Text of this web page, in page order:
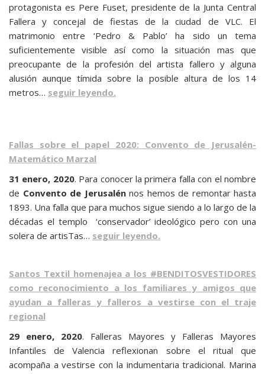
protagonista es Pere Fuset, presidente de la Junta Central
Fallera y concejal de fiestas de la ciudad de VLC. El
matrimonio entre ‘Pedro & Pablo’ ha sido un tema
suficientemente visible así como la situación mas que
preocupante de la profesión del artista fallero y alguna
alusión aunque tímida sobre la posible altura de los 14
metros… seguir leyendo.
Fallas sobre el papel 2020: Convento de Jerusalén-
Matemático Marzal
31 enero, 2020. Para conocer la primera falla con el nombre
de Convento de Jerusalénnos hemos de remontar hasta
1893. Una falla que para muchos sigue siendo a lo largo de la
décadas el templo ‘conservador’ ideológico pero con una
solera de artisTas… seguir leyendo.
Santos Textil homenajea a los #BENDITOSVESTIDORES
como reconocimiento a los familiares y amigos que
ayudan a falleras y falleros a vestirse con el traje
regional
29 enero, 2020. Falleras Mayores y Falleras Mayores
Infantiles de Valencia reflexionan sobre el ritual que
acompaña a vestirse con la indumentaria tradicional. Marina